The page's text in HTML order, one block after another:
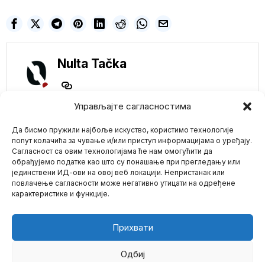
Управљајте сагласностима
Да бисмо пружили најбоље искуство, користимо технологије
попут колачића за чување и/или приступ информацијама о уређају.
Сагласност са овим технологијама ће нам омогућити да
обрађујемо податке као што су понашање при прегледању или
јединствени ИД-ови на овој веб локацији. Непристанак или
повлачење сагласности може негативно утицати на одређене
карактеристике и функције.
Прихвати
Одбиј
Nulta Tačka
Mario zna Youtube
NE PROPUSTITE
BRITANIJA
OBUSTAVILA PCR
TESTIRANJE KOD
OSOBA BEZ
SIMPTOMA COVID-a
Od 11. januara, oni koji su
Cena nafte nastavlja
da obara rekorde!
Neće izaći dobro po i
ovako prazan džep